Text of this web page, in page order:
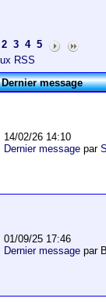
2 3 4 5
RSS
Dernier message
14/02/26 14:10
Dernier messagepar
01/09/25 17:46
Dernier messagepar